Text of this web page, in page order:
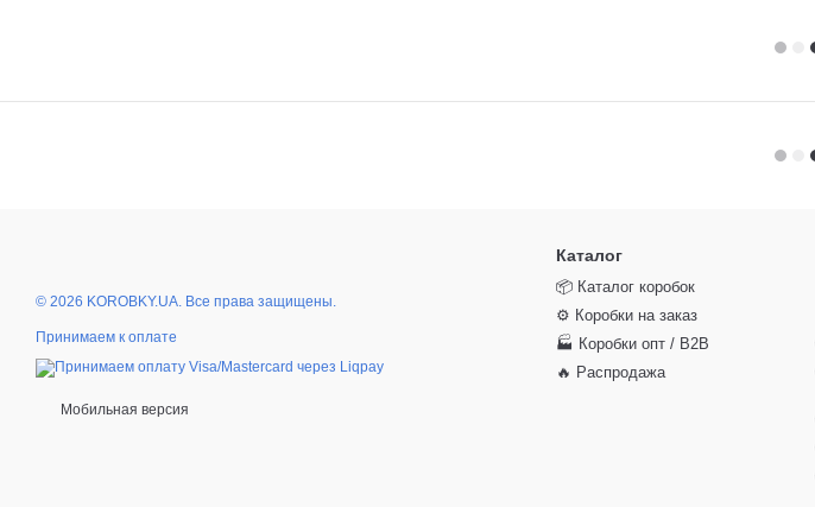
© 2026 KOROBKY.UA. Все права защищены.
Принимаем к оплате
Мобильная версия
Каталог
📦 Каталог коробок
⚙️ Коробки на заказ
🏭 Коробки опт / B2B
🔥 Распродажа